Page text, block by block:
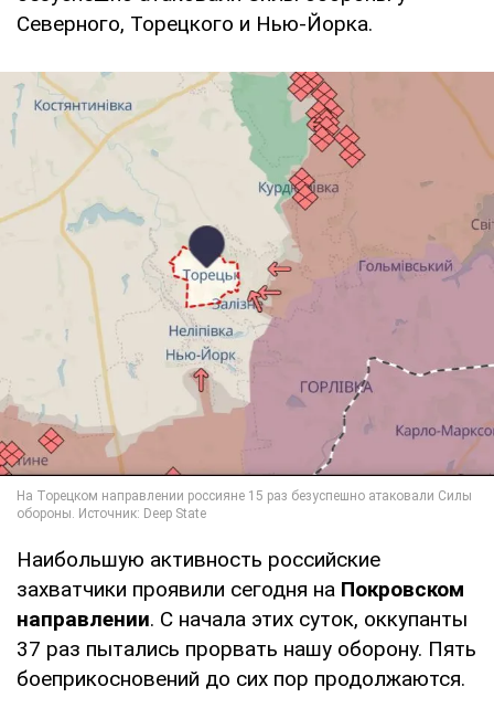
Северного, Торецкого и Нью-Йорка.
Наибольшую активность российские
захватчики проявили сегодня на Покровском
направлении. С начала этих суток, оккупанты
37 раз пытались прорвать нашу оборону. Пять
боеприкосновений до сих пор продолжаются.